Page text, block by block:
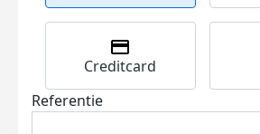
Creditcard
Referentie